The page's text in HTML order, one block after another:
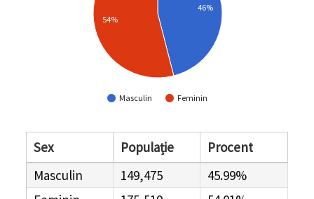
Masculin Feminin
46%
54%
Sex Populație
Procent
Masculin
149,475
45.99%